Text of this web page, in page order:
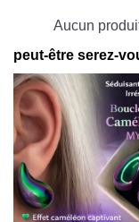
Aucun
peut-être serez-